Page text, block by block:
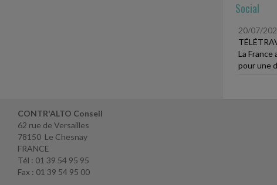
Social
20/07/
La
pour une
CONTR'ALTO Conseil
62 rue de Versailles
78150 Le Chesnay
FRANCE
Tél : 01 39 54 95 95
Fax : 01 39 54 95 00